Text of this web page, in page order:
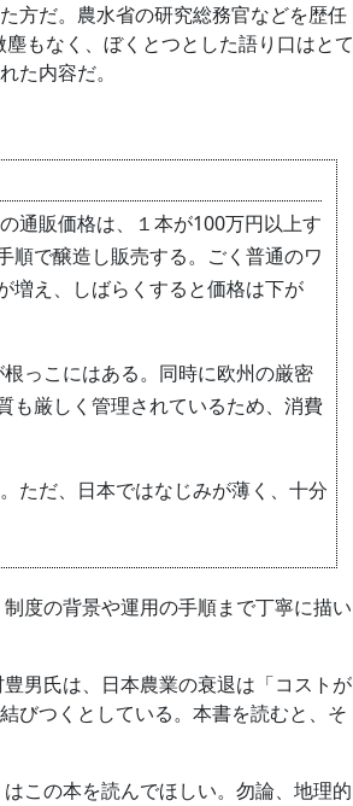
方だ。農水省の研究総務官などを歴任
もなく、ぼくとつとした語り口はとて
た内容だ。
通販価格は、１本が100万円以上す
順で醸造し販売する。ごく普通のワ
増え、しばらくすると価格は下が
っこにはある。同時に欧州の厳密
も厳しく管理されているため、消費
ただ、日本ではなじみが薄く、十分
度の背景や運用の手順まで丁寧に描い
男氏は、日本農業の衰退は「コストが
びつくとしている。本書を読むと、そ
この本を読んでほしい。勿論、地理的